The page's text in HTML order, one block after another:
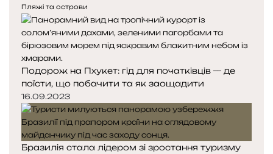
Пляжі та острови
Подорож на Пхукет: гід для початківців — де
поїсти, що побачити та як заощадити
16.09.2023
Бразилія стала лідером зі зростання туризму